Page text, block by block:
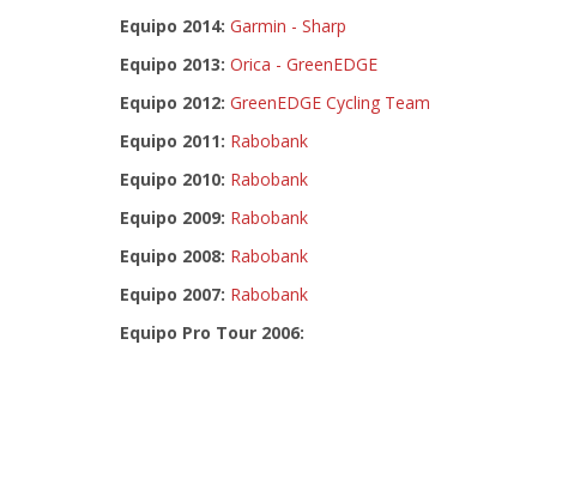
Equipo 2014: Garmin - Sharp
Equipo 2013: Orica - GreenEDGE
Equipo 2012: GreenEDGE Cycling Team
Equipo 2011: Rabobank
Equipo 2010: Rabobank
Equipo 2009: Rabobank
Equipo 2008: Rabobank
Equipo 2007: Rabobank
Equipo Pro Tour 2006: